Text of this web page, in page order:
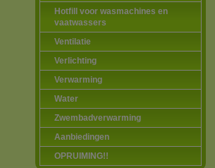
Hotfill voor wasmachines en
vaatwassers
Ventilatie
Verlichting
Verwarming
Water
Zwembadverwarming
Aanbiedingen
OPRUIMING!!